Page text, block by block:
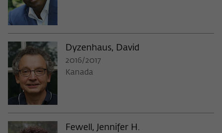
Dyzenhaus, David
2016/2017
Kanada
Fewell, Jennifer H.